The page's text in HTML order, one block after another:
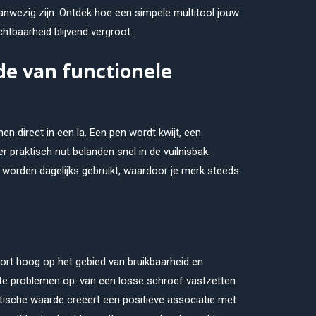
zijn. Ontdek hoe een simpele multitool jouw
blijvend vergroot.
van functionele
direct in een la. Een pen wordt kwijt, een
praktisch nut belanden snel in de vuilnisbak.
dagelijks gebruikt, waardoor je merk steeds
hoog op het gebied van bruikbaarheid en
problemen op: van een losse schroef vastzetten
waarde creëert een positieve associatie met